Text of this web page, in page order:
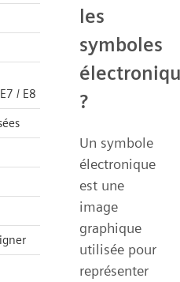
/ E8
les
symboles
?
Un symbole
électronique
est une
image
graphique
utilisée pour
représenter